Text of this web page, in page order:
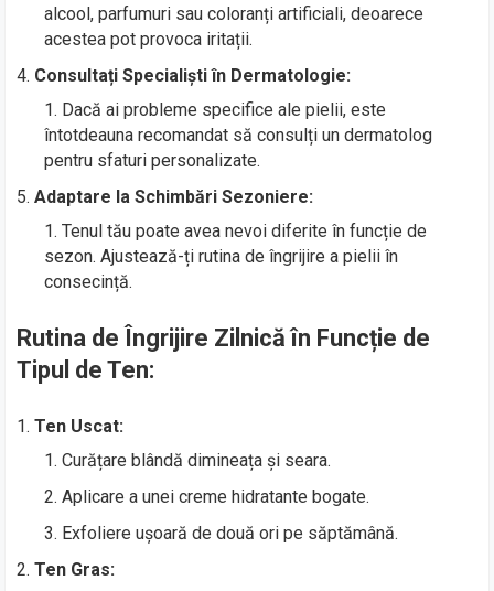
alcool, parfumuri sau coloranți artificiali, deoarece
acestea pot provoca iritații.
Consultați Specialiști în Dermatologie:
Dacă ai probleme specifice ale pielii, este
întotdeauna recomandat să consulți un dermatolog
pentru sfaturi personalizate.
Adaptare la Schimbări Sezoniere:
Tenul tău poate avea nevoi diferite în funcție de
sezon. Ajustează-ți rutina de îngrijire a pielii în
consecință.
Rutina de Îngrijire Zilnică în Funcție de
Tipul de Ten:
Ten Uscat:
Curățare blândă dimineața și seara.
Aplicare a unei creme hidratante bogate.
Exfoliere ușoară de două ori pe săptămână.
Ten Gras: